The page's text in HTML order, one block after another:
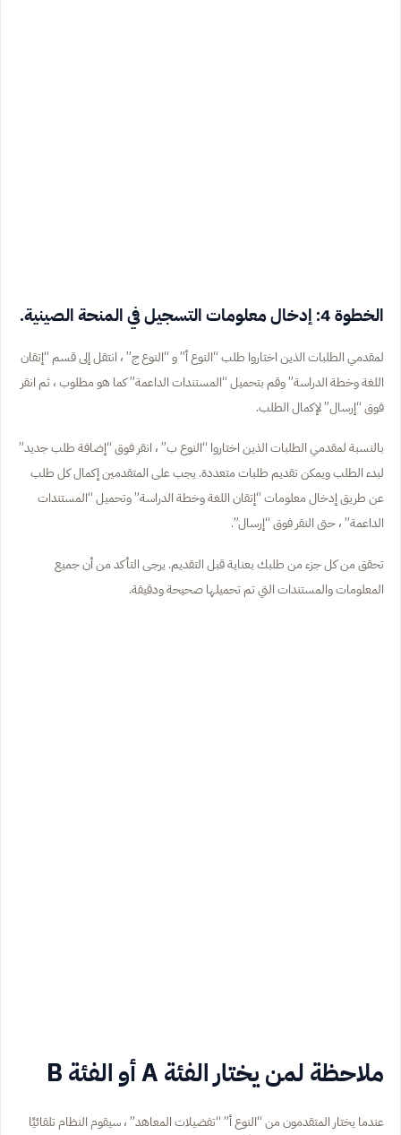
الخطوة 4: إدخال معلومات التسجيل في المنحة الصينية.
لمقدمي الطلبات الذين اختاروا طلب “النوع أ” و “النوع ج” ، انتقل إلى قسم “إتقان
اللغة وخطة الدراسة” وقم بتحميل “المستندات الداعمة” كما هو مطلوب ، ثم انقر
فوق “إرسال” لإكمال الطلب.
بالنسبة لمقدمي الطلبات الذين اختاروا “النوع ب” ، انقر فوق “إضافة طلب جديد”
لبدء الطلب ويمكن تقديم طلبات متعددة. يجب على المتقدمين إكمال كل طلب
عن طريق إدخال معلومات “إتقان اللغة وخطة الدراسة” وتحميل “المستندات
الداعمة” ، حتى النقر فوق “إرسال”.
تحقق من كل جزء من طلبك بعناية قبل التقديم. يرجى التأكد من أن جميع
المعلومات والمستندات التي تم تحميلها صحيحة ودقيقة.
ملاحظة لمن يختار الفئة A أو الفئة B
عندما يختار المتقدمون من “النوع أ” “تفضيلات المعاهد” ، سيقوم النظام تلقائيًا